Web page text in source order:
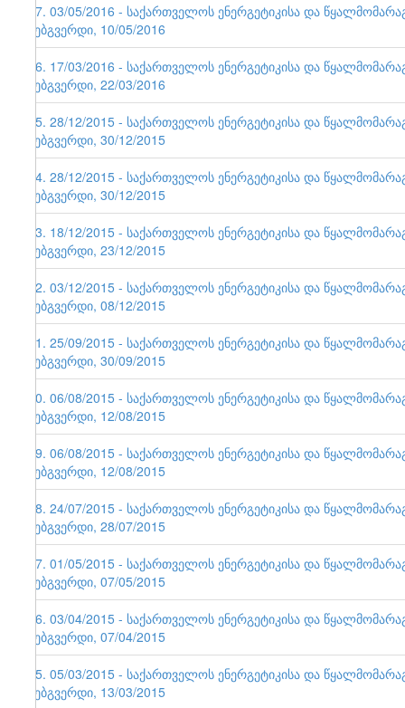
77. 03/05/2016 - საქართველოს ენერგეტიკისა და
ვებგვერდი, 10/05/2016
76. 17/03/2016 - საქართველოს ენერგეტიკისა და
ვებგვერდი, 22/03/2016
75. 28/12/2015 - საქართველოს ენერგეტიკისა და
ვებგვერდი, 30/12/2015
74. 28/12/2015 - საქართველოს ენერგეტიკისა და
ვებგვერდი, 30/12/2015
73. 18/12/2015 - საქართველოს ენერგეტიკისა და
ვებგვერდი, 23/12/2015
72. 03/12/2015 - საქართველოს ენერგეტიკისა და
ვებგვერდი, 08/12/2015
71. 25/09/2015 - საქართველოს ენერგეტიკისა და
ვებგვერდი, 30/09/2015
70. 06/08/2015 - საქართველოს ენერგეტიკისა და
ვებგვერდი, 12/08/2015
69. 06/08/2015 - საქართველოს ენერგეტიკისა და
ვებგვერდი, 12/08/2015
68. 24/07/2015 - საქართველოს ენერგეტიკისა და
ვებგვერდი, 28/07/2015
67. 01/05/2015 - საქართველოს ენერგეტიკისა და
ვებგვერდი, 07/05/2015
66. 03/04/2015 - საქართველოს ენერგეტიკისა და
ვებგვერდი, 07/04/2015
65. 05/03/2015 - საქართველოს ენერგეტიკისა და
ვებგვერდი, 13/03/2015